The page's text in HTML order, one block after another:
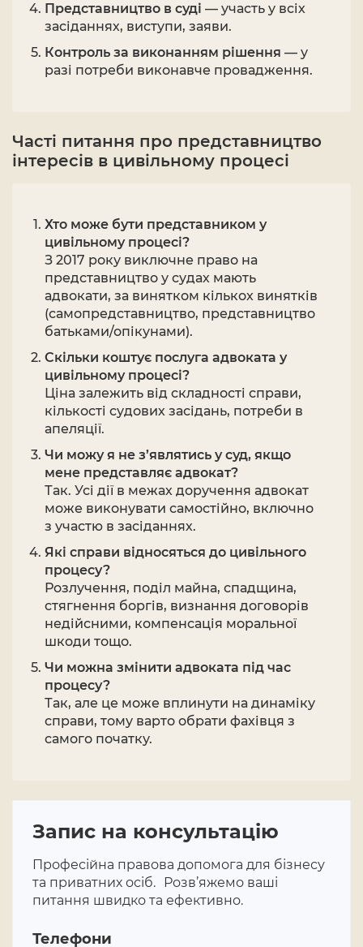
Представництво в суді — участь у всіх
засіданнях, виступи, заяви.
Контроль за виконанням рішення — у
разі потреби виконавче провадження.
Часті питання про представництво
інтересів в цивільному процесі
Хто може бути представником у
цивільному процесі?
З 2017 року виключне право на
представництво у судах мають
адвокати, за винятком кількох винятків
(самопредставництво, представництво
батьками/опікунами).
Скільки коштує послуга адвоката у
цивільному процесі?
Ціна залежить від складності справи,
кількості судових засідань, потреби в
апеляції.
Чи можу я не з’являтись у суд, якщо
мене представляє адвокат?
Так. Усі дії в межах доручення адвокат
може виконувати самостійно, включно
з участю в засіданнях.
Які справи відносяться до цивільного
процесу?
Розлучення, поділ майна, спадщина,
стягнення боргів, визнання договорів
недійсними, компенсація моральної
шкоди тощо.
Чи можна змінити адвоката під час
процесу?
Так, але це може вплинути на динаміку
справи, тому варто обрати фахівця з
самого початку.
Запис на консультацію
Професійна правова допомога для бізнесу
та приватних осіб. Розв’яжемо ваші
питання швидко та ефективно.
Телефони